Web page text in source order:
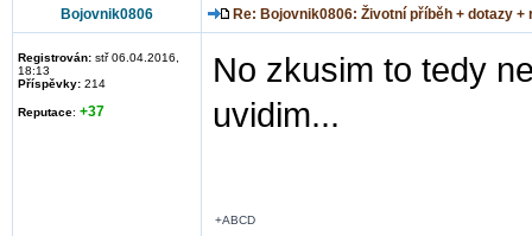
Bojovnik0806 Re: Bojovnik0806: Životní příběh + dotazy
Registrován: stř 06.04.2016,
18:13
Příspěvky: 214
Reputace: +37
No zkusim to tedy
uvidim...
+ABCD